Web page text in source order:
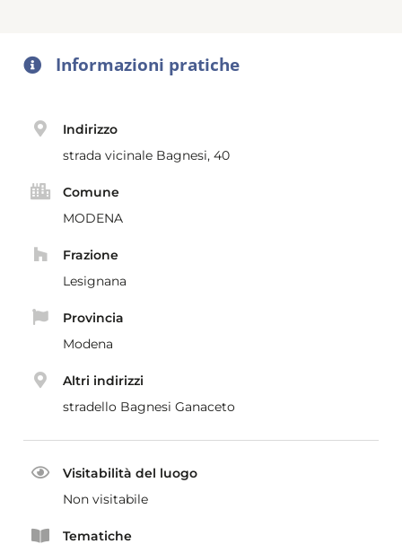
Informazioni pratiche
Indirizzo
strada vicinale Bagnesi, 40
Comune
MODENA
Frazione
Lesignana
Provincia
Modena
Altri indirizzi
stradello Bagnesi Ganaceto
Visitabilità del luogo
Non visitabile
Tematiche